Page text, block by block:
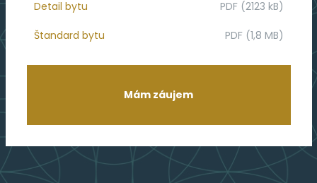
Detail bytu PDF (2123 kB)
Štandard bytu PDF (1,8 MB)
Mám záujem